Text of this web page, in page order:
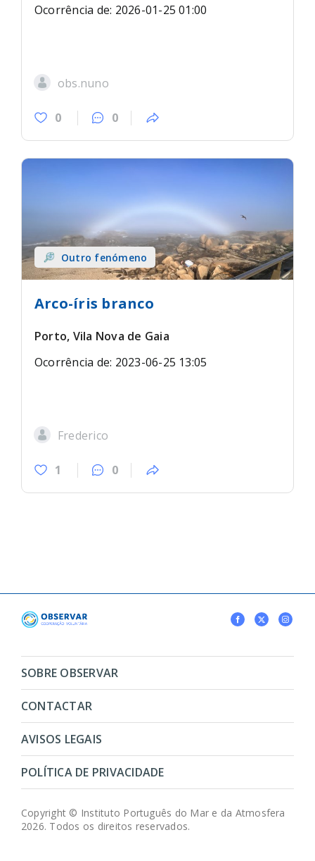
Ocorrência de: 2026-01-25 01:00
obs.nuno
0 0
Outro fenómeno
Arco-íris branco
Porto, Vila Nova de Gaia
Ocorrência de: 2023-06-25 13:05
Frederico
1 0
SOBRE OBSERVAR
CONTACTAR
AVISOS LEGAIS
POLÍTICA DE PRIVACIDADE
Copyright © Instituto Português do Mar e da Atmosfera
2026. Todos os direitos reservados.